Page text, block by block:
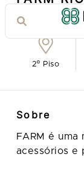
2º Piso
Sobre
FARM é uma
acessórios e